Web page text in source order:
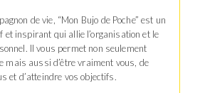
de vie, “Mon Bujo de Poche” est un
et inspirant qui allie l’organisation et le
Il vous permet non seulement
mais aussi d’être vraiment vous, de
et d’atteindre vos objectifs.